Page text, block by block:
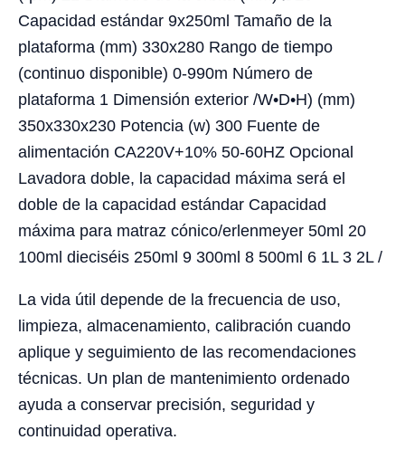
Capacidad estándar 9x250ml Tamaño de la
plataforma (mm) 330x280 Rango de tiempo
(continuo disponible) 0-990m Número de
plataforma 1 Dimensión exterior /W•D•H) (mm)
350x330x230 Potencia (w) 300 Fuente de
alimentación CA220V+10% 50-60HZ Opcional
Lavadora doble, la capacidad máxima será el
doble de la capacidad estándar Capacidad
máxima para matraz cónico/erlenmeyer 50ml 20
100ml dieciséis 250ml 9 300ml 8 500ml 6 1L 3 2L /
La vida útil depende de la frecuencia de uso,
limpieza, almacenamiento, calibración cuando
aplique y seguimiento de las recomendaciones
técnicas. Un plan de mantenimiento ordenado
ayuda a conservar precisión, seguridad y
continuidad operativa.